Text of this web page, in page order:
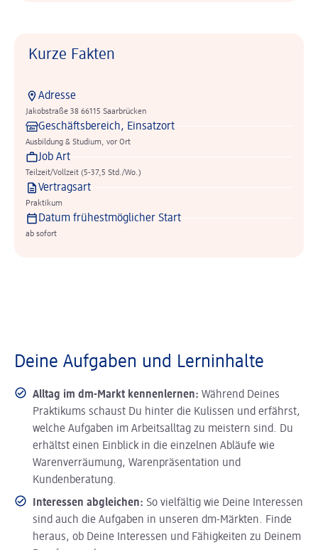
Kurze Fakten
Adresse
Jakobstraße 38 66115 Saarbrücken
Geschäftsbereich, Einsatzort
Ausbildung & Studium, vor Ort
Job Art
Teilzeit/Vollzeit (5-37,5 Std./Wo.)
Vertragsart
Praktikum
Datum frühestmöglicher Start
ab sofort
Deine Aufgaben und Lerninhalte
Alltag im dm-Markt kennenlernen: Während Deines
Praktikums schaust Du hinter die Kulissen und erfährst,
welche Aufgaben im Arbeitsalltag zu meistern sind. Du
erhältst einen Einblick in die einzelnen Abläufe wie
Warenverräumung, Warenpräsentation und
Kundenberatung.
Interessen abgleichen: So vielfältig wie Deine Interessen
sind auch die Aufgaben in unseren dm-Märkten. Finde
heraus, ob Deine Interessen und Fähigkeiten zu Deinem